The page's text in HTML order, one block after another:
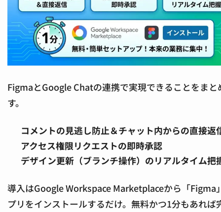
FigmaとGoogle Chatの連携で実現できることをまと
す。
コメントの見逃し防止＆チャット内からの直接返
アクセス権限リクエストの即時承認
デザイン更新（ブランチ操作）のリアルタイム把
導入はGoogle Workspace Marketplaceから「Figma
プリをインストールするだけ。無料かつ1分もあれば